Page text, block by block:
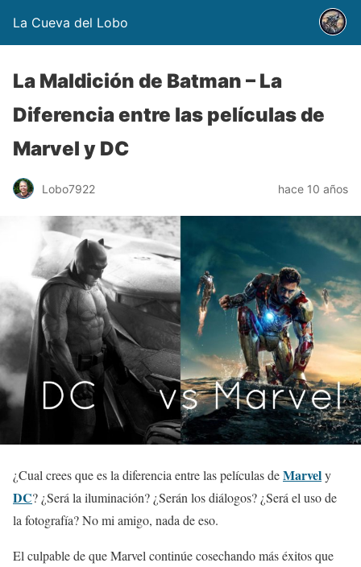
La Cueva del Lobo
La Maldición de Batman – La
Diferencia entre las películas de
Marvel y DC
Lobo7922 hace 10 años
¿Cual crees que es la diferencia entre las películas deMarvely
DC? ¿Será la iluminación? ¿Serán los diálogos? ¿Será el uso de
la fotografía? No mi amigo, nada de eso.
El culpable de que Marvel continúe cosechando más éxitos que